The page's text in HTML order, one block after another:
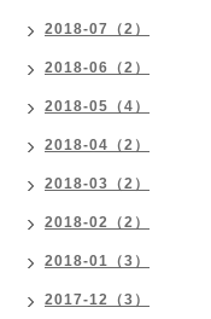
2018-07（2）
2018-06（2）
2018-05（4）
2018-04（2）
2018-03（2）
2018-02（2）
2018-01（3）
2017-12（3）